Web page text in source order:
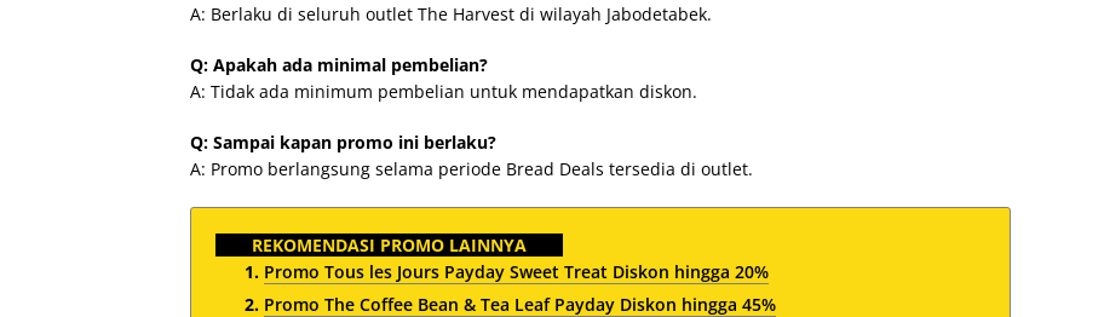
A: Berlaku di seluruh outlet The Harvest di wilayah Jabodetabek.
Q: Apakah ada minimal pembelian?
A: Tidak ada minimum pembelian untuk mendapatkan diskon.
Q: Sampai kapan promo ini berlaku?
A: Promo berlangsung selama periode Bread Deals tersedia di outlet.
REKOMENDASI PROMO LAINNYA
Promo Tous les Jours Payday Sweet Treat Diskon hingga 20%
Promo The Coffee Bean & Tea Leaf Payday Diskon hingga 45%